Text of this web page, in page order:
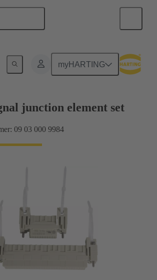
myHARTING
to-Daughtercard Verbindungen
junction element set
09 03 000 9984